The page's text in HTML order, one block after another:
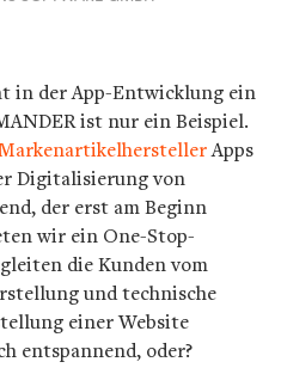
in der App-Entwicklung ein
ist nur ein Beispiel.
Apps
Digitalisierung von
der erst am Beginn
wir ein One-Stop-
die Kunden vom
und technische
einer Website
entspannend, oder?